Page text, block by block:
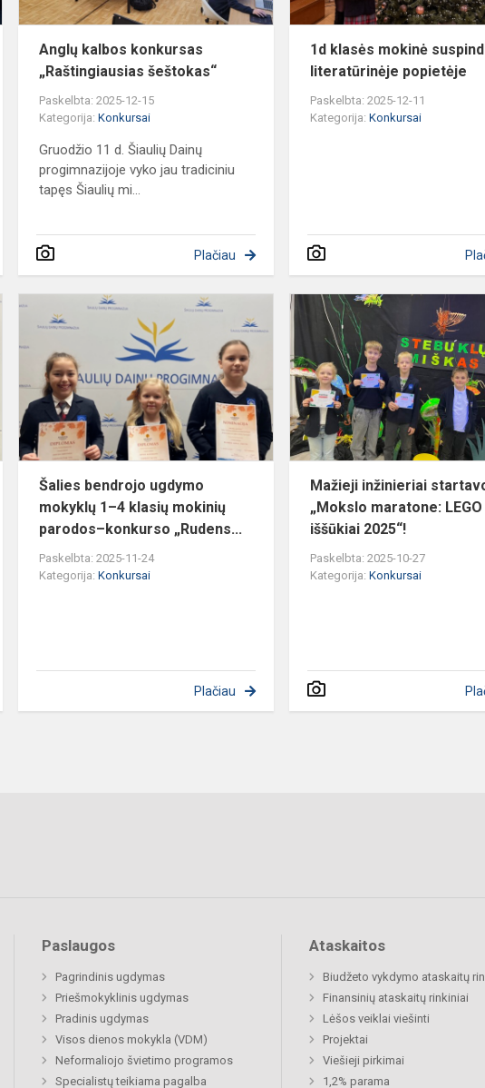
„Kalėdinė...
Anglų kalbos konkursas
„Raštingiausias šeštokas“
Paskelbta: 2025-12-15
Kategorija:Konkursai
Gruodžio 11 d. Šiaulių Dainų
progimnazijoje vyko jau tradiciniu
tapęs Šiaulių mi...
Plačiau
1d klasės mokinė
literatūrinėje popietėje
Paskelbta: 2025-12-11
Kategorija:Konkursai
Nacionalinio
kūrybinių
darbų
konkurso
„Rudens
spalvos
mano...
Šalies
bendrojo
mokyklų
klasių
mokinių
parodos–
Šalies bendrojo ugdymo
mokyklų 1–4 klasių mokinių
parodos–konkurso „Rudens...
Paskelbta: 2025-11-24
Kategorija:Konkursai
Plačiau
Mažieji inžinieriai
„Mokslo maratone: LEGO
iššūkiai 2025“!
Paskelbta: 2025-10-27
Kategorija:Konkursai
Paslaugos
Pagrindinis ugdymas
Priešmokyklinis ugdymas
Pradinis ugdymas
Visos dienos mokykla (VDM)
Neformaliojo švietimo programos
Specialistų teikiama pagalba
Ataskaitos
Biudžeto vykdymo ataskaitų
Finansinių ataskaitų rinkiniai
Lėšos veiklai viešinti
Projektai
Viešieji pirkimai
1,2% parama